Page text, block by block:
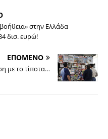
στην Ελλάδα
δισ. ευρώ!
ΕΠΟΜΕΝΟ
με το τίποτα…